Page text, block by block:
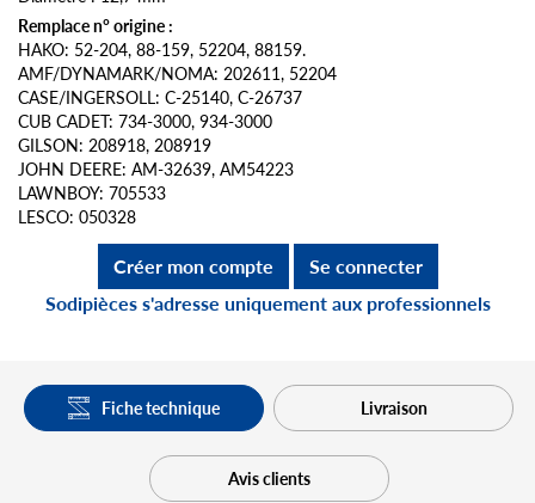
Remplace n° origine :
HAKO: 52-204, 88-159, 52204, 88159.
AMF/DYNAMARK/NOMA: 202611, 52204
CASE/INGERSOLL: C-25140, C-26737
CUB CADET: 734-3000, 934-3000
GILSON: 208918, 208919
JOHN DEERE: AM-32639, AM54223
LAWNBOY: 705533
LESCO: 050328
Créer mon compte
Se connecter
Sodipièces s'adresse uniquement aux professionnels
Fiche technique Livraison
Avis clients